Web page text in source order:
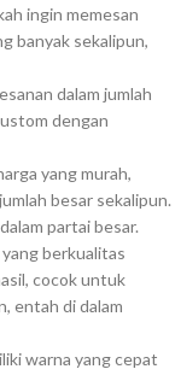
ingin memesan
banyak sekalipun,
dalam jumlah
dengan
yang murah,
besar sekalipun.
partai besar.
berkualitas
cocok untuk
entah di dalam
warna yang cepat